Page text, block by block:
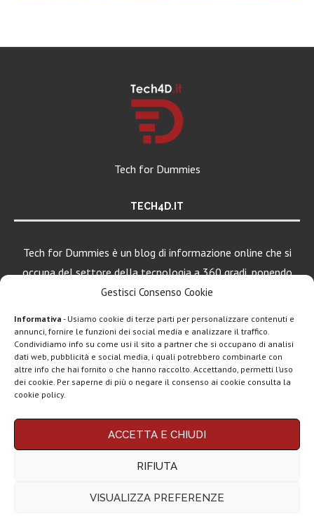
Gestisci Consenso Cookie
Informativa - Usiamo cookie di terze parti per personalizzare contenuti e
annunci, fornire le funzioni dei social media e analizzare il traffico.
Condividiamo info su come usi il sito a partner che si occupano di analisi
dati web, pubblicità e social media, i quali potrebbero combinarle con
altre info che hai fornito o che hanno raccolto. Accettando, permetti l’uso
dei cookie. Per saperne di più o negare il consenso ai cookie consulta la
cookie policy.
ACCETTA E CHIUDI
RIFIUTA
VISUALIZZA PREFERENZE
Tech for Dummies
TECH4D.IT
Tech for Dummies è un blog di informazione online che si
occupa del settore della tecnologia a 360 gradi, ponendo
una particolare attenzione al mondo Android, Apple e
Chi siamo Contatti Disclaimer Privacy policy
Questo blog non rappresenta una testata giornalistica in quanto viene aggiornato
Affiliazione Amazon EU, un programma che eroga ai siti una commissione
LEGGI ANCHE
Apple lancia
Spotify, tutto il